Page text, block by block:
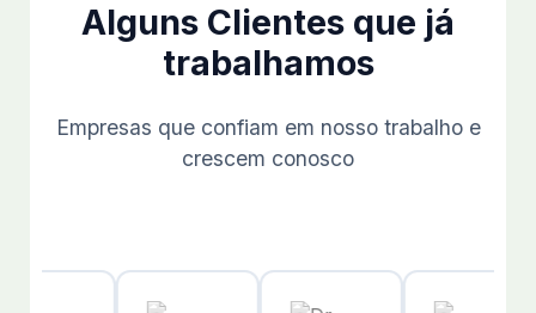
Alguns Clientes que já
trabalhamos
Empresas que confiam em nosso trabalho e
crescem conosco